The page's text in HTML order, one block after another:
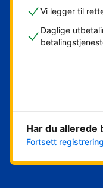
Vi legger til
Daglige
Har du allerede
Fortsett